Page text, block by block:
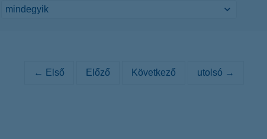
← Első Előző Következő utolsó →